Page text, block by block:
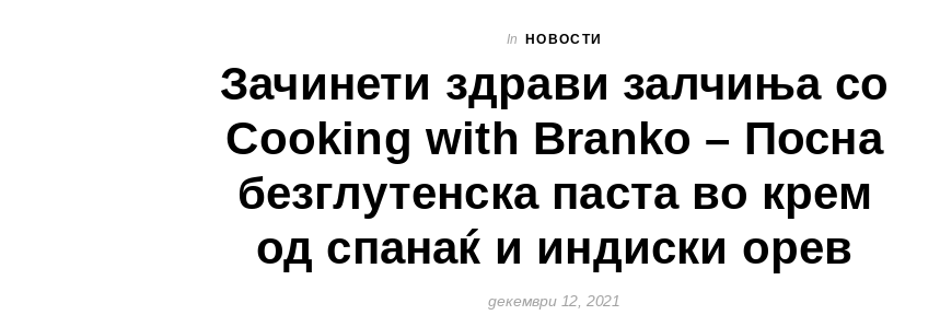
In НОВОСТИ
Зачинети здрави залчиња со
Cooking with Branko – Посна
безглутенска паста во крем
од спанаќ и индиски орев
декември 12, 2021